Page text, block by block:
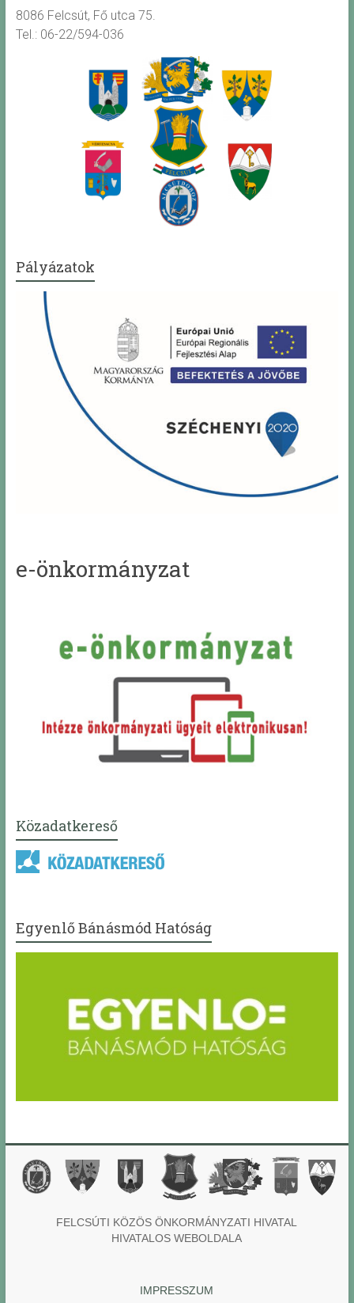
8086 Felcsút, Fő utca 75.
Tel.: 06-22/594-036
Pályázatok
e-önkormányzat
Közadatkereső
Egyenlő Bánásmód Hatóság
FELCSÚTI KÖZÖS ÖNKORMÁNYZATI HIVATAL
HIVATALOS WEBOLDALA
IMPRESSZUM